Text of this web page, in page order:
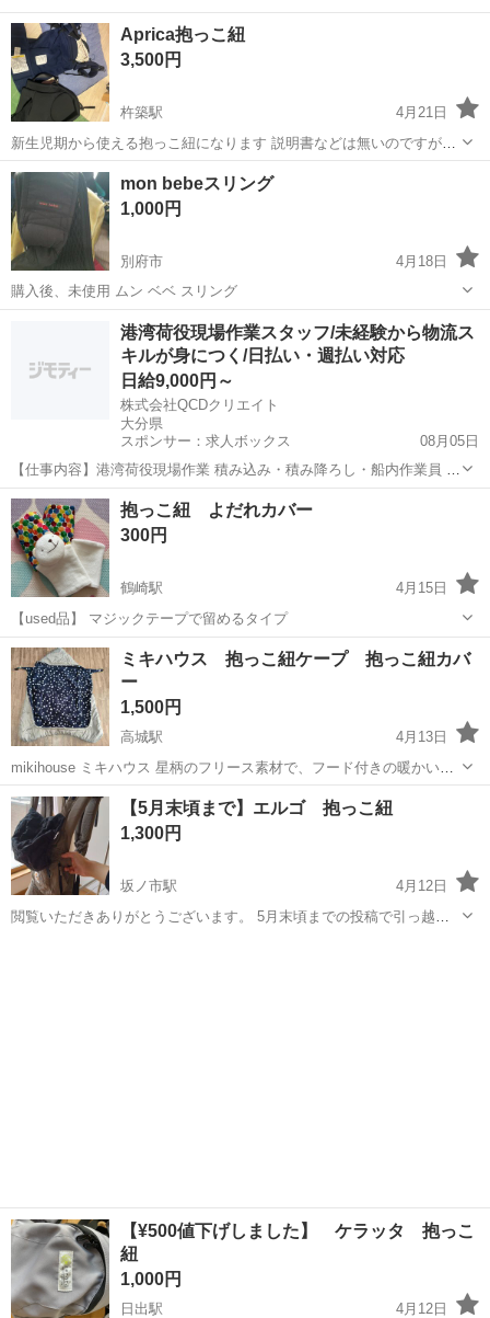
Aprica抱っこ紐
3,500円
杵築駅
4月21日
新生児期から使える抱っこ紐になります 説明書などは無いのですが、
調べたら出てくると思います
大分 杵築市 ベビー用品
mon bebeスリング
1,000円
別府市
4月18日
購入後、未使用 ムン ベベ スリング
別府市 ベビー用品 bebe
港湾荷役現場作業スタッフ/未経験から物流ス
キルが身につく/日払い・週払い対応
日給9,000円～
株式会社QCDクリエイト
大分県
スポンサー：求人ボックス
08月05日
【仕事内容】港湾荷役現場作業 積み込み・積み降ろし・船内作業員 V
自動車運転免許(マニュアル免許)の 戦力ある人材だからこそ好待遇で
歓迎! 他にも… 正社員登用制度導入 高収入!日給:9,000円～スタート!
経験者にしかない強...
アルバイト・パート
抱っこ紐 よだれカバー
300円
鶴崎駅
4月15日
【used品】 マジックテープで留めるタイプ
大分 大分市 鶴崎駅 ベビー用品
ミキハウス 抱っこ紐ケープ 抱っこ紐カバ
ー
1,500円
高城駅
4月13日
mikihouse ミキハウス 星柄のフリース素材で、フード付きの暖かいお
くるみ。 抱っこ紐の上から簡単に装着できて温かい。真冬に大活躍し
ました！！ ベビーカーに乗っているときもクリップがついているので
ずれ落ちることなし...
大分 大分市 高城駅 ベビー用品 フリース
【5月末頃まで】エルゴ 抱っこ紐
1,300円
坂ノ市駅
4月12日
閲覧いただきありがとうございます。 5月末頃までの投稿で引っ越し
【¥500値下げしました】 ケラッタ 抱っこ
紐
1,000円
日出駅
4月12日